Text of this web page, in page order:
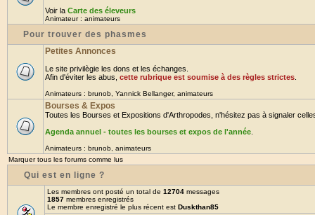
Voir la Carte des éleveurs
Animateur : animateurs
Pour trouver des phasmes
Petites Annonces
Le site privilègie les dons et les échanges.
Afin d'éviter les abus, cette rubrique est soumise à des règles strictes
Animateurs : brunob Yannick Bellanger, animateurs
Bourses & Expos
Toutes les Bourses et Expositions d'Arthropodes, n'hésitez pas à signaler
Agenda annuel - toutes les bourses et expos de l'année
Animateurs : brunob animateurs
Marquer tous les forums comme lus
Qui est en ligne ?
Les membres ont posté un total de 12704 messages
1857 membres enregistrés
Le membre enregistré le plus récent est Duskthan85